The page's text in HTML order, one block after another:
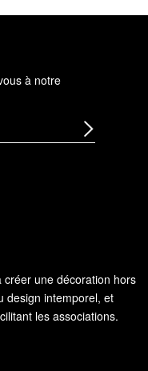
créer une décoration hors
design intemporel, et
les associations.
à notre